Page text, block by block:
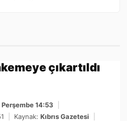
çıkartıldı
14:53
Kaynak: Kıbrıs Gazetesi